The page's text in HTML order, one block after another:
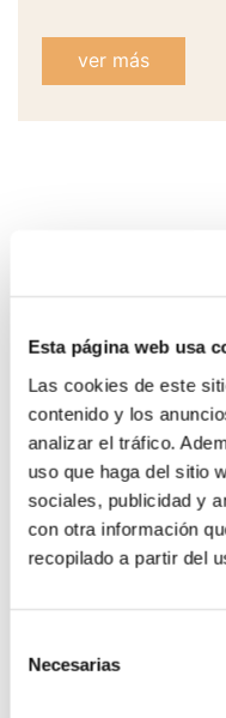
Esta página web usa
Las cookies de este
contenido y los
analizar el tráfico.
uso que haga del sitio
sociales, publicidad y
con otra información
recopilado a partir del
Necesarias
ver más
REF: 02744
Alcantara